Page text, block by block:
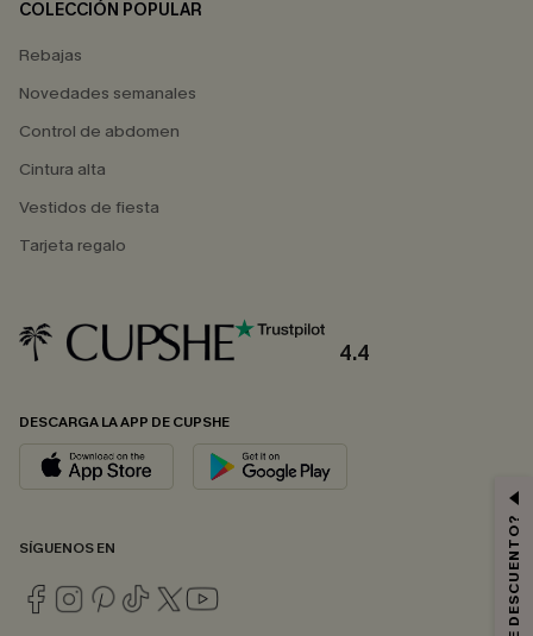
COLECCIÓN POPULAR
Rebajas
Novedades semanales
Control de abdomen
Cintura alta
Vestidos de fiesta
Tarjeta regalo
4.4
DESCARGA LA APP DE CUPSHE
SÍGUENOS EN